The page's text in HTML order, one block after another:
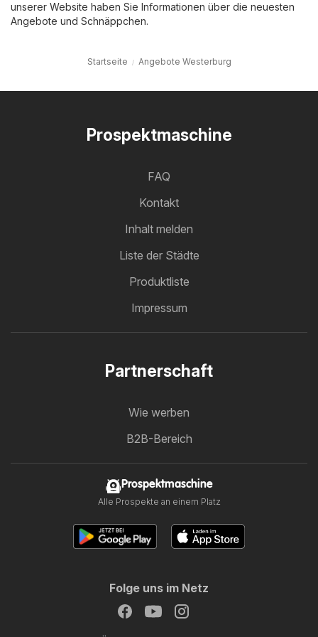
unserer Website haben Sie Informationen über die neuesten
Angebote und Schnäppchen.
Startseite Angebote Westerburg
Prospektmaschine
FAQ
Kontakt
Inhalt melden
Liste der Städte
Produktliste
Impressum
Partnerschaft
Wie werben
B2B-Bereich
Prospektmaschine
Alle Prospekte an einem Platz
Folge uns im Netz